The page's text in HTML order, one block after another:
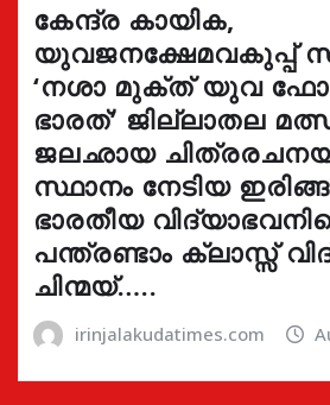
കേന്ദ്ര കായിക,
യുവജനക്ഷേമവകുപ്പ്
‘നശാ മുക്ത് യുവ
ഭാരത്’ ജില്ലാതല
ജലഛായ
സ്ഥാനം നേടിയ
ഭാരതീയ
പന്ത്രണ്ടാം ക്ലാസ്സ്
ചിന്മയ്…..
irinjalakudatimes.com